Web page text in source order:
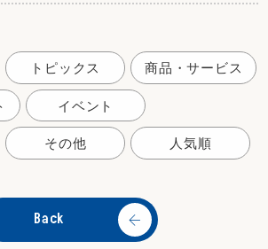
トピックス 商品・サービス
イベント
その他 人気順
Back